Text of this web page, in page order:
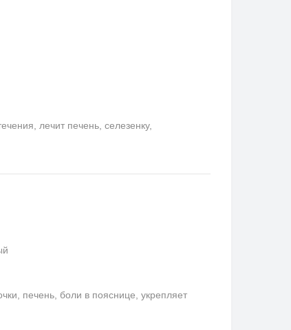
лечит печень, селезенку,
печень, боли в пояснице, укрепляет